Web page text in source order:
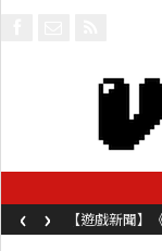
【遊戲新聞
容同時系舊作
‹ ›